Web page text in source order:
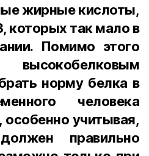
жирные кислоты,
которых так мало в
Помимо этого
высокобелковым
норму белка в
человека
особенно учитывая,
правильно